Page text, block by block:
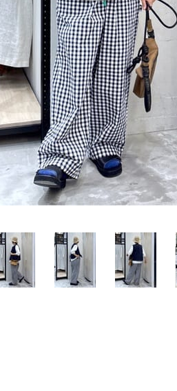
すべて見る
ジャケット
コート
その他アウター